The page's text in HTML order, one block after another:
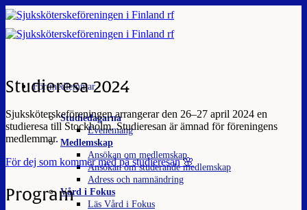
Skip
to
content
För medlemmar
Studiedagarna
Evenemang
Medlemskap
Ansökan om medlemskap
Ansökan om studerande medlemskap
Adress och namnändring
Vård i Fokus
Läs Vård i Fokus
Studieresa 2024
Sjuksköterskeföreningen arrangerar den 26–27 april 2024 en
studieresa till Stockholm. Studieresan är ämnad för föreningens
medlemmar.
För dej som kommer med på studieresan 🌸
Program